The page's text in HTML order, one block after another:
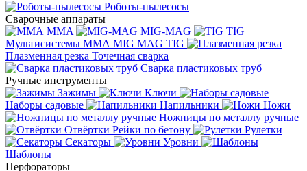
Роботы-пылесосы
Сварочные аппараты
MMA
MIG-MAG
TIG
Мультисистемы ММА MIG MAG TIG
Плазменная резка Точечная сварка
Cварка пластиковых труб
Ручные инструменты
Зажимы
Ключи
Наборы садовые
Напильники
Ножи
Ножницы по металлу ручные
Отвёртки Рейки по бетону
Рулетки
Секаторы
Уровни
Шаблоны
Перфораторы